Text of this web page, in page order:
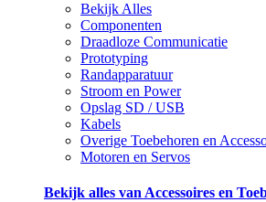
Bekijk Alles
Componenten
Draadloze Communicatie
Prototyping
Randapparatuur
Stroom en Power
Opslag SD / USB
Kabels
Overige Toebehoren en
Motoren en Servos
Bekijk alles van Accessoires en